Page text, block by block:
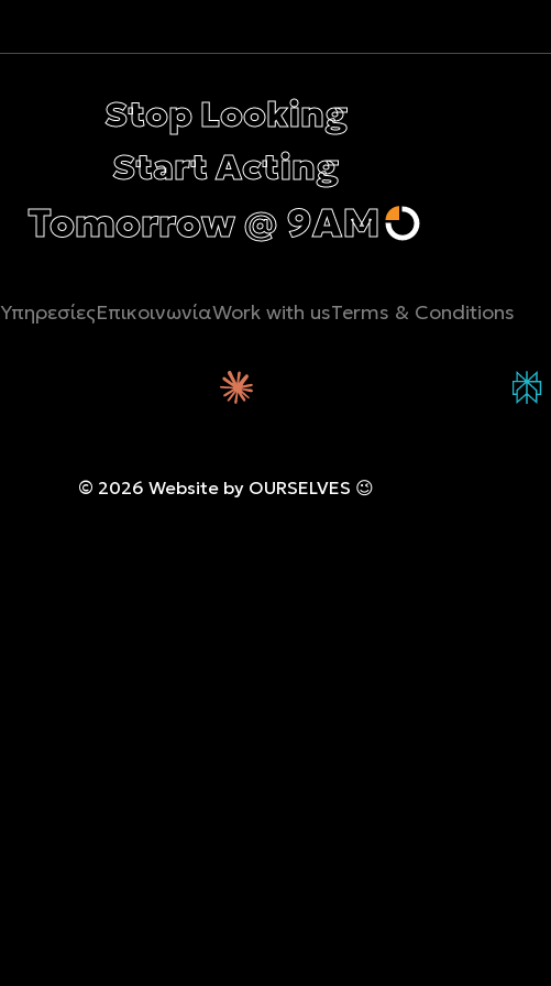
Stop Looking
Start Acting
Tomorrow @ 9AM
ΥπηρεσίεςΕπικοινωνίαWork with usTerms & Conditions
© 2026 Website by OURSELVES 😉